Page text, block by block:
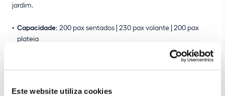
Este website utiliza cookies
jardim.
Capacidade: 200 pax sentados | 230 pax volante | 200 pax
plateia
Acessível a pessoas com mobilidade reduzida
Sala com excelente acústica, podendo ser
utilizada em conjunto com a Sala da Música (contígua).